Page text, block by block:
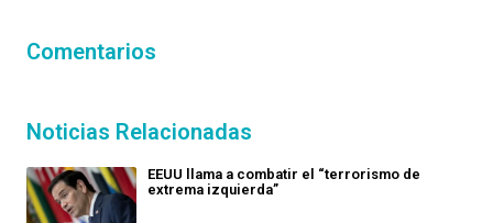
Comentarios
Noticias Relacionadas
EEUU llama a combatir el “terrorismo de
extrema izquierda”